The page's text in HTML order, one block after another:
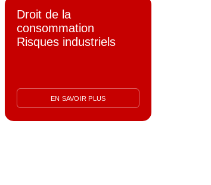
Droit de la
consommation
Risques industriels
EN SAVOIR PLUS